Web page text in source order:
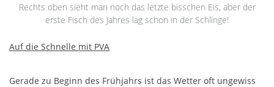
Rechts oben sieht man noch das letzte bisschen Eis, aber der
erste Fisch des Jahres lag schon in der Schlinge!
Auf die Schnelle mit PVA
Gerade zu Beginn des Frühjahrs ist das Wetter oft ungewiss